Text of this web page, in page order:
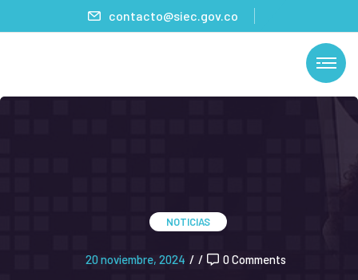
contacto@siec.gov.co
NOTICIAS
20 noviembre, 2024 / / 0 Comments